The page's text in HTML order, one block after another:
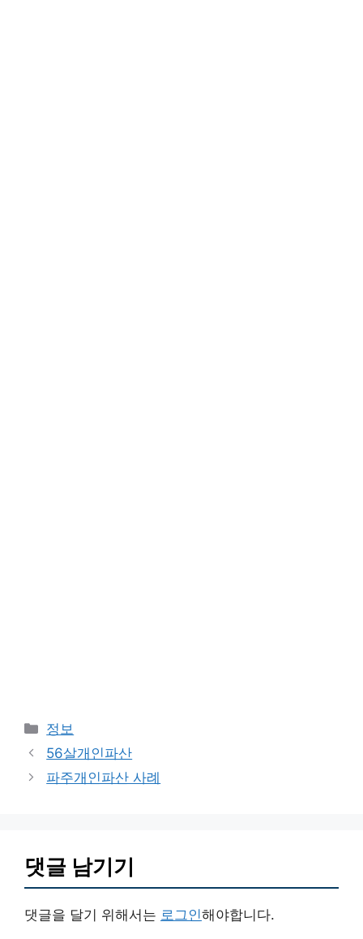
카
테
리
정보
56살개인파산
파주개인파산 사례
댓글 남기기
댓글을 달기 위해서는 로그인해야합니다.